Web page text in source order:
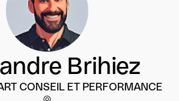
Brihiez
CONSEIL ET PERFORMANCE